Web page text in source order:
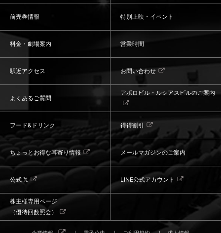
前売券情報 特別上映・イベント
料金・劇場案内 営業時間
駅近アクセス お問い合わせ
よくあるご質問
アポロビル・ルシアスビルのご案内
フード&ドリンク 得得割引
ちょっとお得な耳寄り情報 メールマガジンのご案内
公式 𝕏 LINE公式アカウント
株主様専用ページ
（優待回数照会）